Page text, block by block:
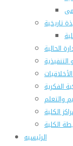
تاريخية
الحالية
الفكرية
والتعلم
الكلية
الكلية
الرئيسيه